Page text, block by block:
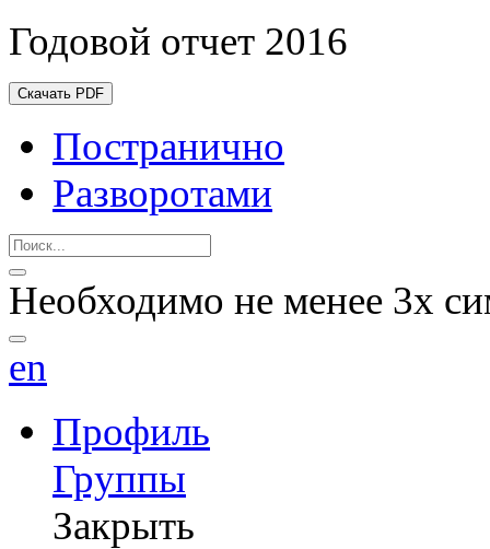
Годовой отчет 2016
Скачать PDF
Постранично
Разворотами
Необходимо не менее 3х
en
Профиль
Группы
Закрыть